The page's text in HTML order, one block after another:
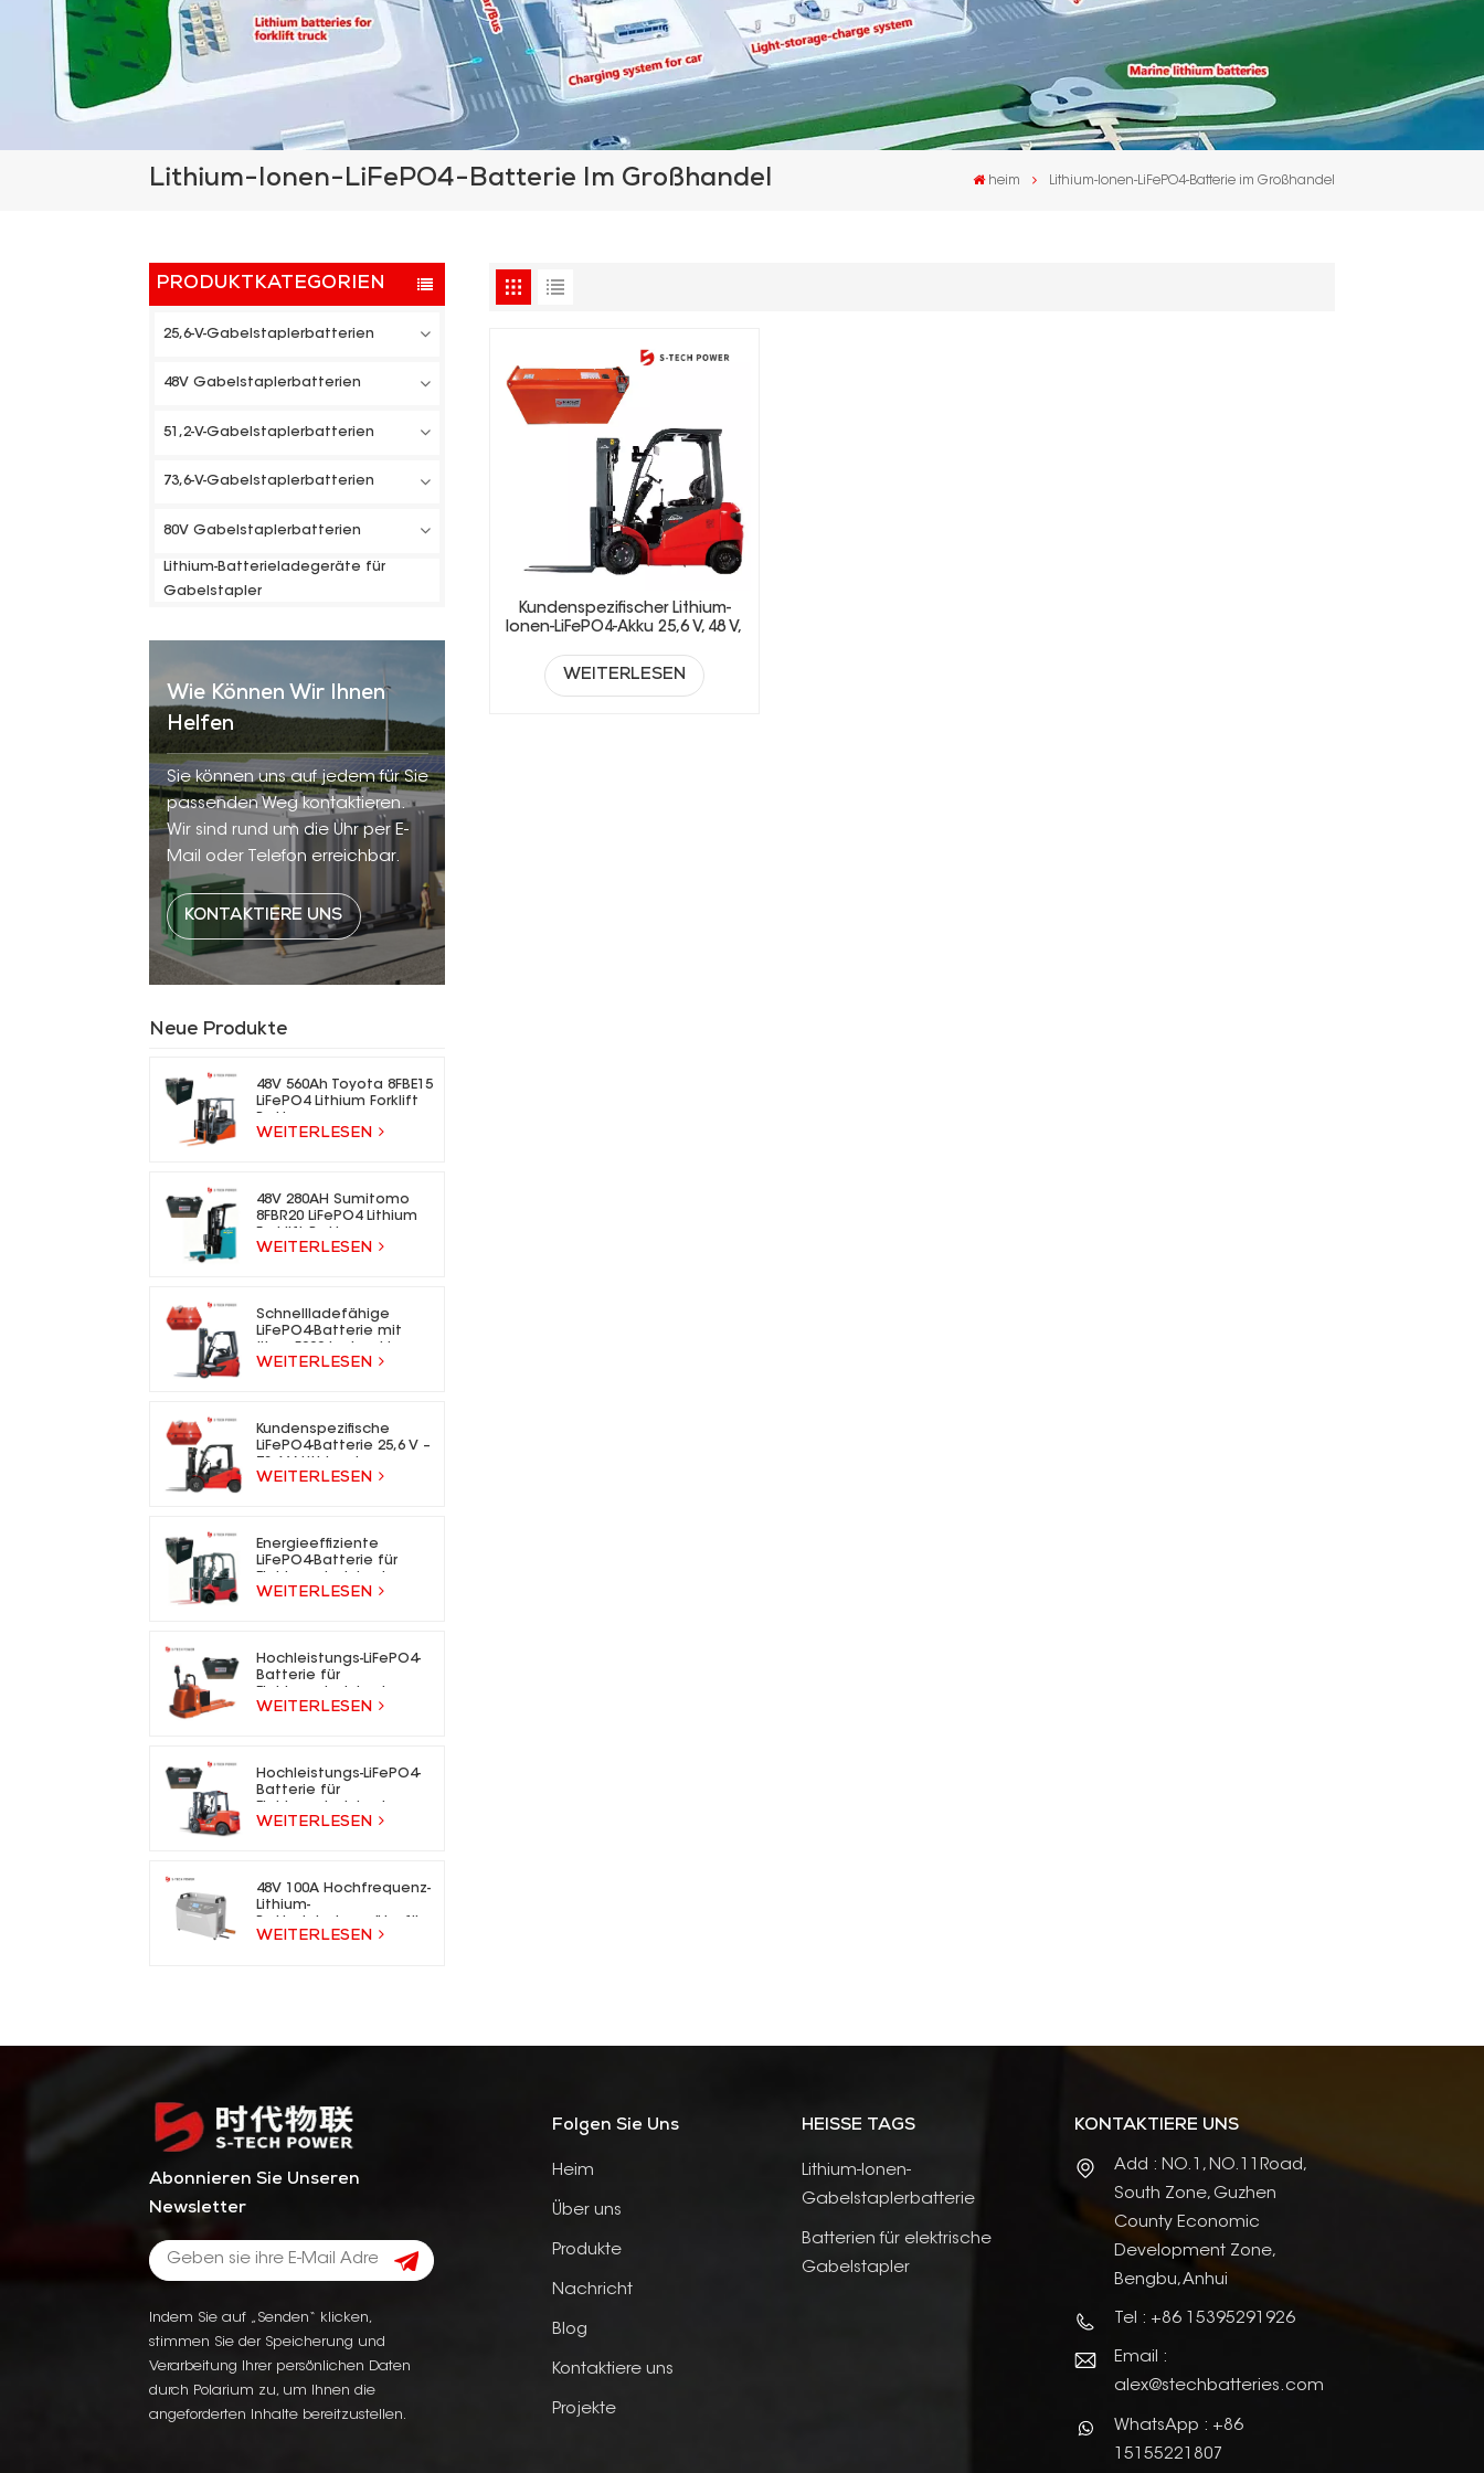
Lithium-Ionen-LiFePO4-Batterie Im Großhandel heim Lithium-Ionen-LiFePO4-Batterie im Großhandel
PRODUKTKATEGORIEN
25,6-V-Gabelstaplerbatterien
48V Gabelstaplerbatterien
51,2-V-Gabelstaplerbatterien
73,6-V-Gabelstaplerbatterien
80V Gabelstaplerbatterien
Lithium-Batterieladegeräte für
Gabelstapler
Wie Können Wir Ihnen
Helfen
Sie können uns auf jedem für Sie
passenden Weg kontaktieren.
Wir sind rund um die Uhr per E-
Mail oder Telefon erreichbar.
KONTAKTIERE UNS
Neue Produkte
48V 560Ah Toyota 8FBE15
LiFePO4 Lithium Forklift
WEITERLESEN
48V 280AH Sumitomo
8FBR20 LiFePO4 Lithium
WEITERLESEN
Schnellladefähige
LiFePO4-Batterie mit
für Elektrogabelstapler
WEITERLESEN
Kundenspezifische
LiFePO4-Batterie 25,6 V –
Gabelstaplerbatterie
WEITERLESEN
Energieeffiziente
LiFePO4-Batterie für
WEITERLESEN
Hochleistungs-LiFePO4-
Batterie für
WEITERLESEN
Hochleistungs-LiFePO4-
Batterie für
WEITERLESEN
48V 100A Hochfrequenz-
Lithium-
Gabelstapler
WEITERLESEN
Kundenspezifischer Lithium-
Ionen-LiFePO4-Akku 25,6 V, 48 V,
WEITERLESEN
Abonnieren Sie Unseren
Newsletter
Indem Sie auf „Senden“ klicken,
stimmen Sie der Speicherung und
Verarbeitung Ihrer persönlichen Daten
durch Polarium zu, um Ihnen die
angeforderten Inhalte bereitzustellen.
Folgen Sie Uns
Heim
Über uns
Produkte
Nachricht
Blog
Kontaktiere uns
Projekte
HEISSE TAGS
Lithium-Ionen-
Gabelstaplerbatterie
Batterien für elektrische
Gabelstapler
KONTAKTIERE UNS
Add : NO.1, NO.11Road,
South Zone, Guzhen
County Economic
Development Zone,
Bengbu, Anhui
Tel : +86 15395291926
Email :
alex@stechbatteries.com
WhatsApp : +86
15155221807